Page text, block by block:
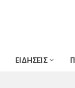
ΕΙΔΗΣΕΙΣ